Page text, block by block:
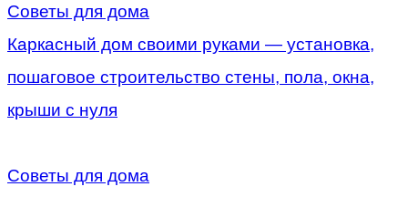
Советы для дома
Каркасный дом своими руками — установка,
пошаговое строительство стены, пола, окна,
крыши с нуля
Советы для дома